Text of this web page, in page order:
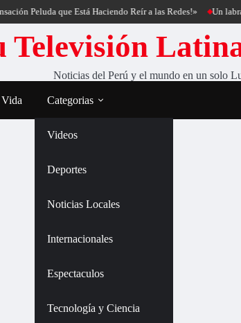
Peluda que Está Haciendo Reír a las Redes!» Un
Televisión
Noticias del Perú y el mundo en un solo
Categorias
Videos
Deportes
Noticias Locales
Internacionales
Espectaculos
Tecnología y Ciencia